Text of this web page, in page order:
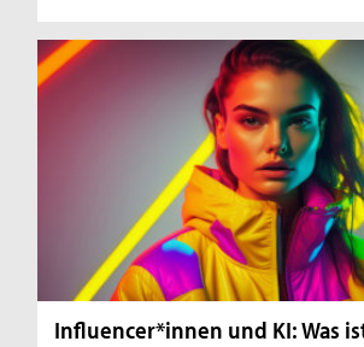
Influencer*innen und KI: Was